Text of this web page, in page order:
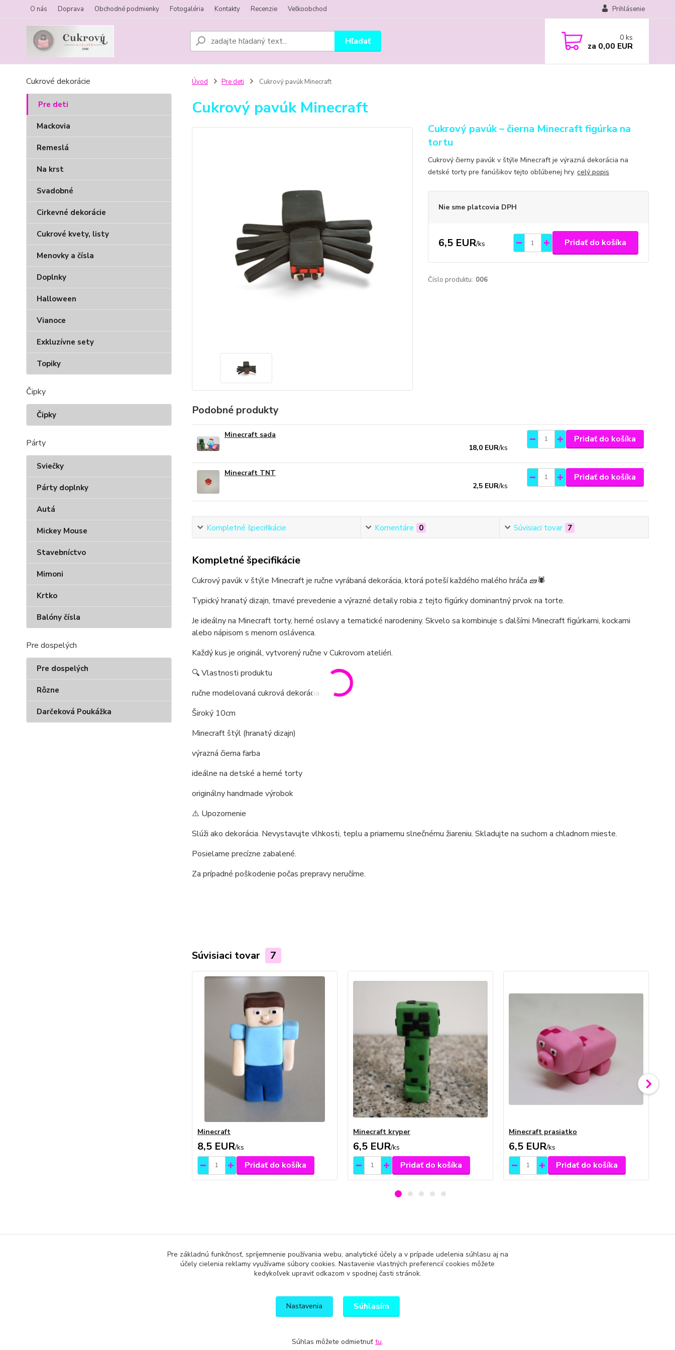
O nás Doprava Obchodné podmienky Fotogaléria Kontakty Recenzie Veľkoobchod Prihlásenie
Hľadať 0 ks
za 0,00 EUR
Cukrové dekorácie
Pre deti
Mackovia
Remeslá
Na krst
Svadobné
Cirkevné dekorácie
Cukrové kvety, listy
Menovky a čísla
Doplnky
Halloween
Vianoce
Exkluzívne sety
Topiky
Čipky
Čipky
Párty
Sviečky
Párty doplnky
Autá
Mickey Mouse
Stavebníctvo
Mimoni
Krtko
Balóny čísla
Pre dospelých
Pre dospelých
Rôzne
Darčeková Poukážka
Úvod Pre deti Cukrový pavúk Minecraft
Cukrový pavúk Minecraft
Cukrový pavúk – čierna Minecraft figúrka na
tortu
Cukrový čierny pavúk v štýle Minecraft je výrazná dekorácia na
detské torty pre fanúšikov tejto obľúbenej hry. celý popis
Nie sme platcovia DPH
6,5 EUR/ks Pridať do košíka
Číslo produktu: 006
Podobné produkty
Minecraft sada
18,0 EUR/ks
Pridať do košíka
Minecraft TNT
2,5 EUR/ks
Pridať do košíka
Kompletné špecifikácie Komentáre 0 Súvisiaci tovar 7
Kompletné špecifikácie
Cukrový pavúk v štýle Minecraft je ručne vyrábaná dekorácia, ktorá poteší každého malého hráča 🧱🕷️
Typický hranatý dizajn, tmavé prevedenie a výrazné detaily robia z tejto figúrky dominantný prvok na torte.
Je ideálny na Minecraft torty, herné oslavy a tematické narodeniny. Skvelo sa kombinuje s ďalšími Minecraft figúrkami, kockami
alebo nápisom s menom oslávenca.
Každý kus je originál, vytvorený ručne v Cukrovom ateliéri.
🔍 Vlastnosti produktu
ručne modelovaná cukrová dekorácia
Široký 10cm
Minecraft štýl (hranatý dizajn)
výrazná čierna farba
ideálne na detské a herné torty
originálny handmade výrobok
⚠️ Upozornenie
Slúži ako dekorácia. Nevystavujte vlhkosti, teplu a priamemu slnečnému žiareniu. Skladujte na suchom a chladnom mieste.
Posielame precízne zabalené.
Za prípadné poškodenie počas prepravy neručíme.
Súvisiaci tovar 7
Minecraft
8,5 EUR/ks
Pridať do košíka
Minecraft kryper
6,5 EUR/ks
Pridať do košíka
Minecraft prasiatko
6,5 EUR/ks
Pridať do košíka
Tovar zaradený v kategóriách
Pre základnú funkčnosť, spríjemnenie používania webu, analytické účely a v prípade udelenia súhlasu aj na
účely cielenia reklamy využívame súbory cookies. Nastavenie vlastných preferencií cookies môžete
kedykoľvek upraviť odkazom v spodnej časti stránok.
Nastavenia Súhlasím
Súhlas môžete odmietnuť tu.